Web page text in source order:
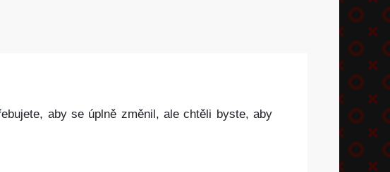
aby se úplně změnil, ale chtěli byste, aby